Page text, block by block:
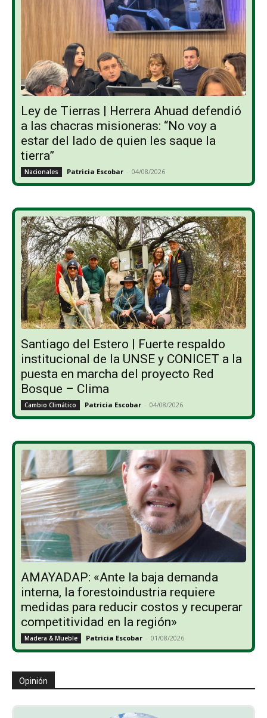
Ley de Tierras | Herrera Ahuad defendió
a las chacras misioneras: “No voy a
estar del lado de quien les saque la
tierra”
Nacionales Patricia Escobar - 04/08/2026
Santiago del Estero | Fuerte respaldo
institucional de la UNSE y CONICET a la
puesta en marcha del proyecto Red
Bosque – Clima
Cambio Climático Patricia Escobar - 04/08/2026
AMAYADAP: «Ante la baja demanda
interna, la forestoindustria requiere
medidas para reducir costos y recuperar
competitividad en la región»
Madera & Mueble Patricia Escobar - 01/08/2026
Opinión